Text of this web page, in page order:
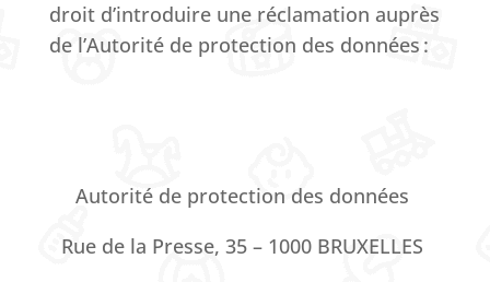
droit d’introduire une réclamation auprès
de l’Autorité de protection des données :
Autorité de protection des données
Rue de la Presse, 35 – 1000 BRUXELLES